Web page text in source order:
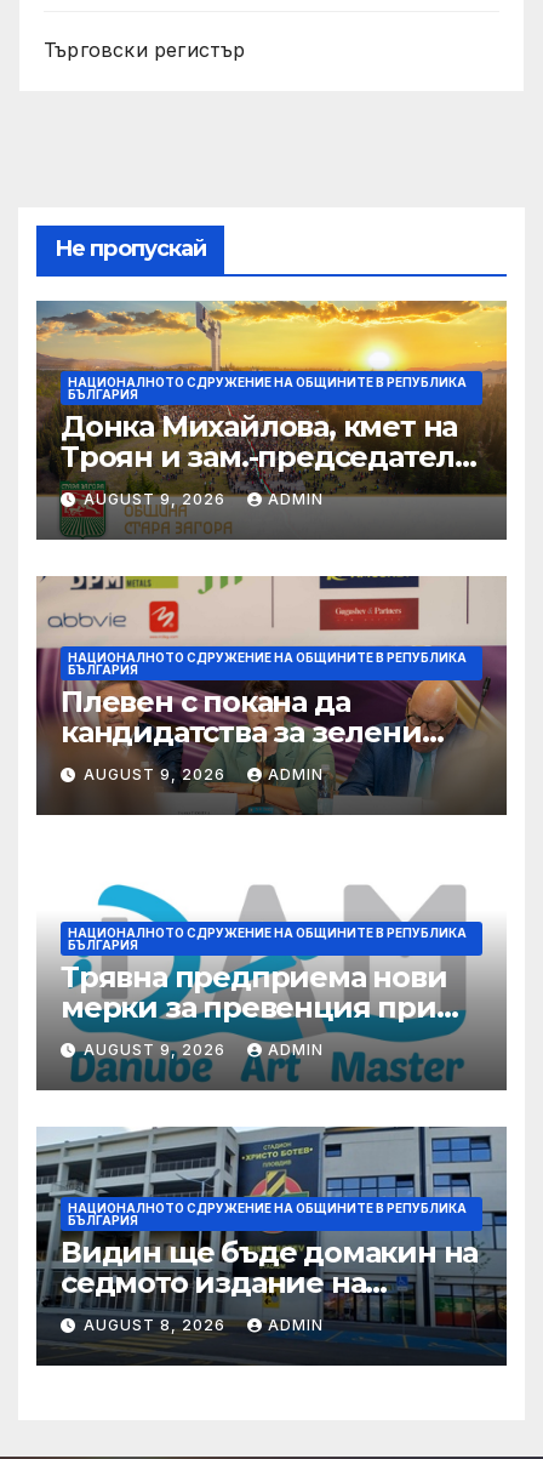
Търговски регистър
Не пропускай
НАЦИОНАЛНОТО СДРУЖЕНИЕ НА ОБЩИНИТЕ В РЕПУБЛИКА
БЪЛГАРИЯ
Донка Михайлова, кмет на
Троян и зам.-председател
на НСОРБ: Знаем какво е
произведено, как е
произведено и какво влиза
в детското меню
AUGUST 9, 2026 ADMIN
НАЦИОНАЛНОТО СДРУЖЕНИЕ НА ОБЩИНИТЕ В РЕПУБЛИКА
БЪЛГАРИЯ
Плевен с покана да
кандидатства за зелени
инвестиции в градска
среда
AUGUST 9, 2026 ADMIN
НАЦИОНАЛНОТО СДРУЖЕНИЕ НА ОБЩИНИТЕ В РЕПУБЛИКА
БЪЛГАРИЯ
Трявна предприема нови
мерки за превенция при
бедствия и аварии
AUGUST 9, 2026 ADMIN
НАЦИОНАЛНОТО СДРУЖЕНИЕ НА ОБЩИНИТЕ В РЕПУБЛИКА
БЪЛГАРИЯ
Видин ще бъде домакин на
седмото издание на
Международния
фолклорен фестивал
„Синия Дунав“
AUGUST 8, 2026 ADMIN